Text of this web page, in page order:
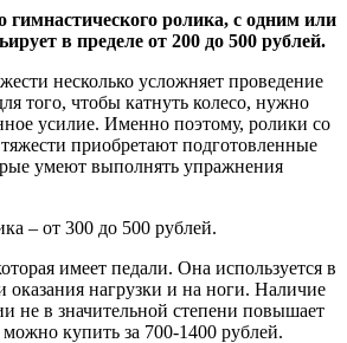
гимнастического ролика, с одним или
в пределе от 200 до 500 рублей.
несколько усложняет проведение
того, чтобы катнуть колесо, нужно
усилие. Именно поэтому, ролики со
приобретают подготовленные
умеют выполнять упражнения
– от 300 до 500 рублей.
имеет педали. Она используется в
оказания нагрузки и на ноги. Наличие
не в значительной степени повышает
купить за 700-1400 рублей.